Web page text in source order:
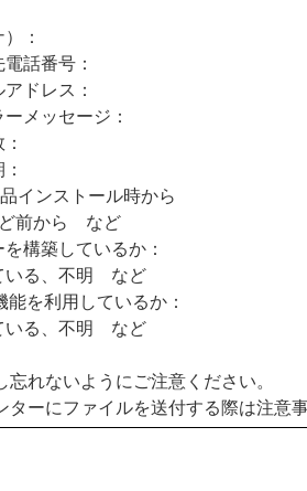
：
話番号：
ドレス：
メッセージ：
インストール時から
から など
構築しているか：
いる、不明 など
能を利用しているか：
いる、不明 など
れないようにご注意ください。
ターにファイルを送付する際は注意